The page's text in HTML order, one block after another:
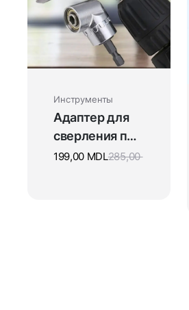
Инструменты
Адаптер для
сверления под
прямым углом
285,00
199,00 MDL